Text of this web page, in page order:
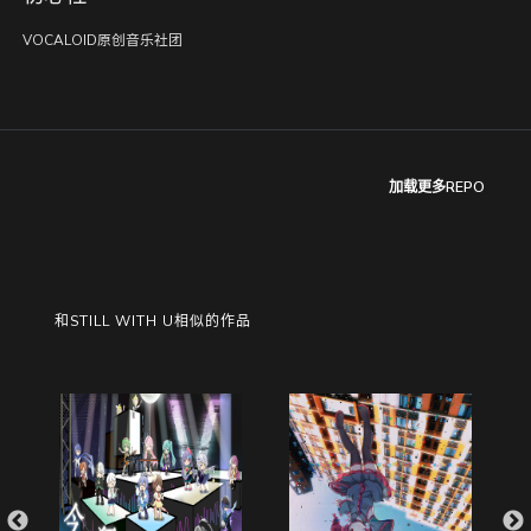
VOCALOID原创音乐社团
加载更多REPO
和STILL WITH U相似的作品